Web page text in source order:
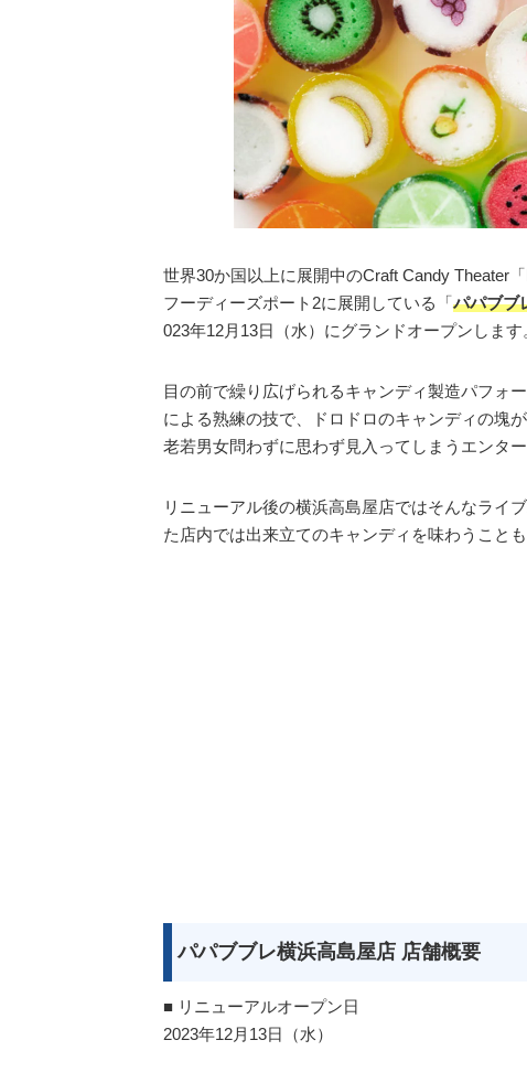
世界30か国以上に展開中のCraft Candy Theater
フーディーズポート2に展開している「パパブブ
023年12月13日（水）にグランドオープンします
目の前で繰り広げられるキャンディ製造パフォ
による熟練の技で、ドロドロのキャンディの塊
老若男女問わずに思わず見入ってしまうエンター
リニューアル後の横浜高島屋店ではそんなライ
た店内では出来立てのキャンディを味わうことも
パパブブレ横浜高島屋店 店舗概要
■ リニューアルオープン日
2023年12月13日（水）